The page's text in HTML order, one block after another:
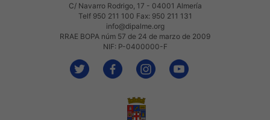
C/ Navarro Rodrigo, 17 - 04001 Almería
Telf 950 211 100 Fax: 950 211 131
info@dipalme.org
RRAE BOPA núm 57 de 24 de marzo de 2009
NIF: P-0400000-F